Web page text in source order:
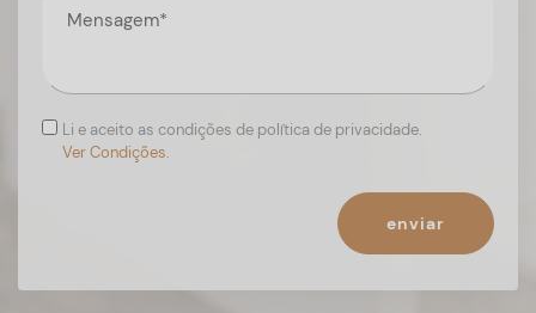
Li e aceito as condições de política de privacidade.
Ver Condições.
enviar